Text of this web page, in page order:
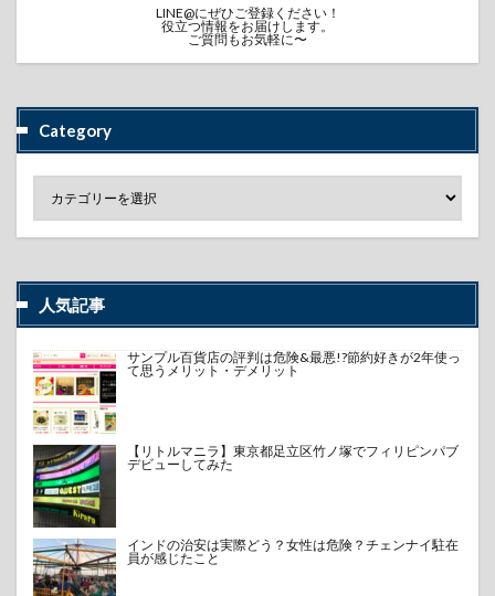
LINE@にぜひご登録ください！
役立つ情報をお届けします。
ご質問もお気軽に〜
Category
人気記事
サンプル百貨店の評判は危険&最悪!?節約好きが2年使っ
て思うメリット・デメリット
【リトルマニラ】東京都足立区竹ノ塚でフィリピンパブ
デビューしてみた
インドの治安は実際どう？女性は危険？チェンナイ駐在
員が感じたこと